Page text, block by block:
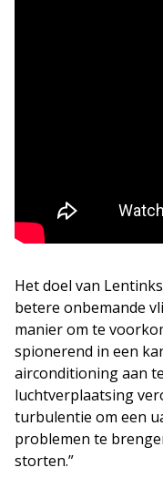
Het doel van
betere onbemande
manier om te
spionerend in een
airconditioning aan
luchtverplaatsing
turbulentie om een
problemen te
storten.”